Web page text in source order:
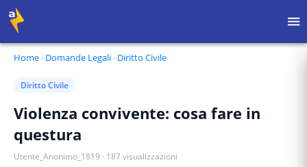
Home · Domande Legali · Diritto Civile
Diritto Civile
Violenza convivente: cosa fare in
questura
Utente_Anonimo_1819 · 187visualizzazioni